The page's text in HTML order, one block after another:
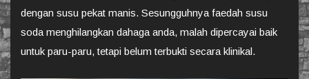
dengan susu pekat manis. Sesungguhnya faedah susu
soda menghilangkan dahaga anda, malah dipercayai baik
untuk paru-paru, tetapi belum terbukti secara klinikal.